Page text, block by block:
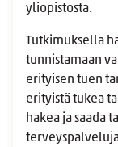
yliopistosta.
Tutkimuksella
tunnistamaan
erityisen tuen
erityistä tukea
hakea ja saada